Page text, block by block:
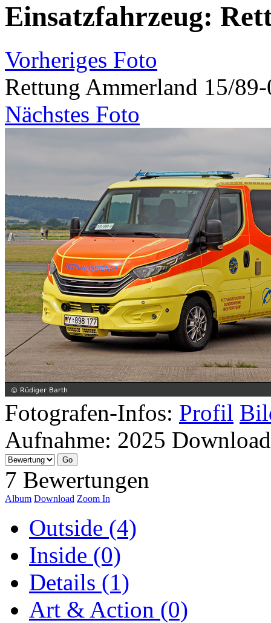
Einsatzfahrzeug:
Vorheriges Foto
Rettung Ammerland 15/
Nächstes Foto
Fotografen-Infos: Profil
Aufnahme: 2025
7 Bewertungen
Album Download Zoom In
Outside (4)
Inside (0)
Details (1)
Art & Action (0)